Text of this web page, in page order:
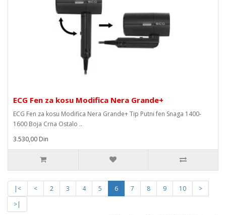
ECG Fen za kosu Modifica Nera Grande+
ECG Fen za kosu Modifica Nera Grande+ Tip Putni fen Snaga 1400-
1600 Boja Crna Ostalo ..
3.530,00 Din
|< < 2 3 4 5 6 7 8 9 10
>
>|